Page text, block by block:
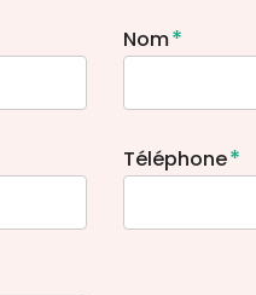
Nom*
Téléphone*